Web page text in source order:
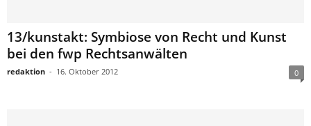
13/kunstakt: Symbiose von Recht und Kunst
bei den fwp Rechtsanwälten
redaktion - 16. Oktober 2012 0